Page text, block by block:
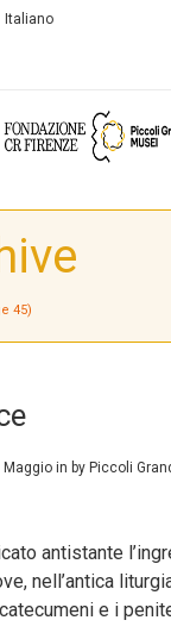
Italiano
45)
Maggio in by Piccoli
antistante
nell’antica
e i